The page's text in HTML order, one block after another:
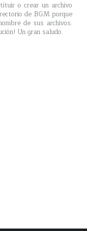
o crear un archivo
de BGM porque
de sus archivos.
Un gran saludo.